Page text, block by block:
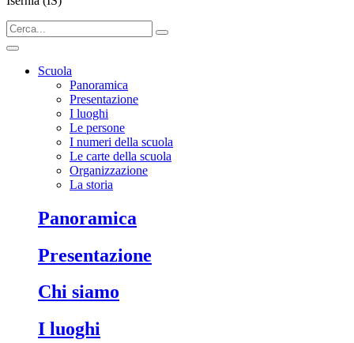
Scuola
Panoramica
Presentazione
I luoghi
Le persone
I numeri della scuola
Le carte della scuola
Organizzazione
La storia
panoramica
presentazione
chi siamo
i luoghi